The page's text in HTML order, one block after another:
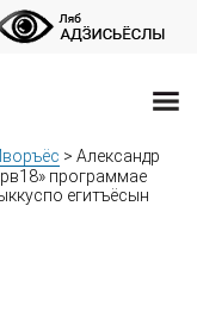
> Александр
программае
егитъёсын